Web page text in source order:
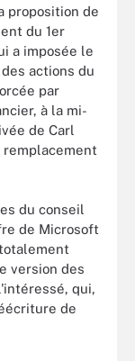
proposition de
du 1er
a imposée le
actions du
par
à la mi-
de Carl
remplacement
du conseil
de Microsoft
version des
qui,
de